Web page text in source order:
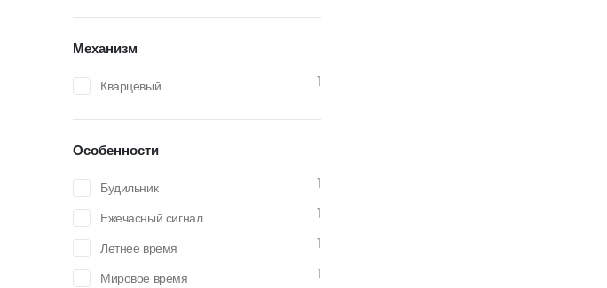
Механизм
Кварцевый 1
Особенности
Будильник
1
Ежечасный сигнал
1
Летнее время
1
Мировое время
1